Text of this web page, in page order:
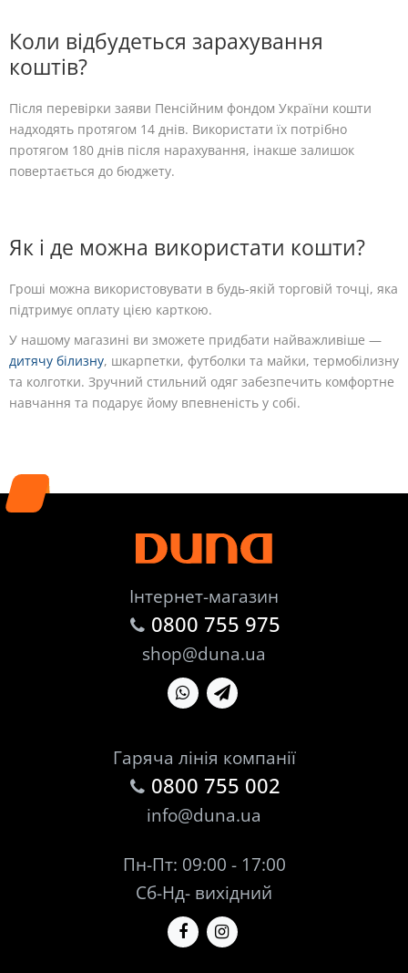
Коли відбудеться зарахування
коштів?
Після перевірки заяви Пенсійним фондом України кошти
надходять протягом 14 днів. Використати їх потрібно
протягом 180 днів після нарахування, інакше залишок
повертається до бюджету.
Як і де можна використати кошти?
Гроші можна використовувати в будь-якій торговій точці, яка
підтримує оплату цією карткою.
У нашому магазині ви зможете придбати найважливіше —
дитячу білизну, шкарпетки, футболки та майки, термобілизну
та колготки. Зручний стильний одяг забезпечить комфортне
навчання та подарує йому впевненість у собі.
Інтернет-магазин
0800 755 975
shop@duna.ua
Гаряча лінія компанії
0800 755 002
info@duna.ua
Пн-Пт: 09:00 - 17:00
Сб-Нд- вихідний